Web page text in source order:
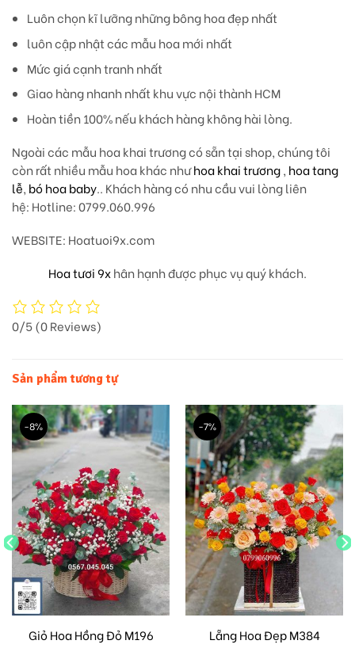
Luôn chọn kĩ lưỡng những bông hoa đẹp nhất
luôn cập nhật các mẫu hoa mới nhất
Mức giá cạnh tranh nhất
Giao hàng nhanh nhất khu vực nội thành HCM
Hoàn tiền 100% nếu khách hàng không hài lòng.
Ngoài các mẫu hoa khai trương có sẵn tại shop, chúng tôi
còn rất nhiều mẫu hoa khác nhưhoa khai trương, hoa tang
lễ, bó hoa baby.. Khách hàng có nhu cầu vui lòng liên
hệ: Hotline: 0799.060.996
WEBSITE: Hoatuoi9x.com
Hoa tươi 9xhân hạnh được phục vụ quý khách.
0/5(0 Reviews)
Sản phẩm tương tự
-8%
Giỏ Hoa Hồng Đỏ M196
-7%
Lẵng Hoa Đẹp M384